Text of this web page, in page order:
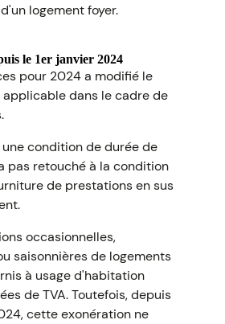
logement foyer.
le 1er janvier 2024
pour 2024 a modifié le
applicable dans le cadre de
condition de durée de
pas retouché à la condition
de prestations en sus
occasionnelles,
saisonnières de logements
à usage d'habitation
de TVA. Toutefois, depuis
cette exonération ne